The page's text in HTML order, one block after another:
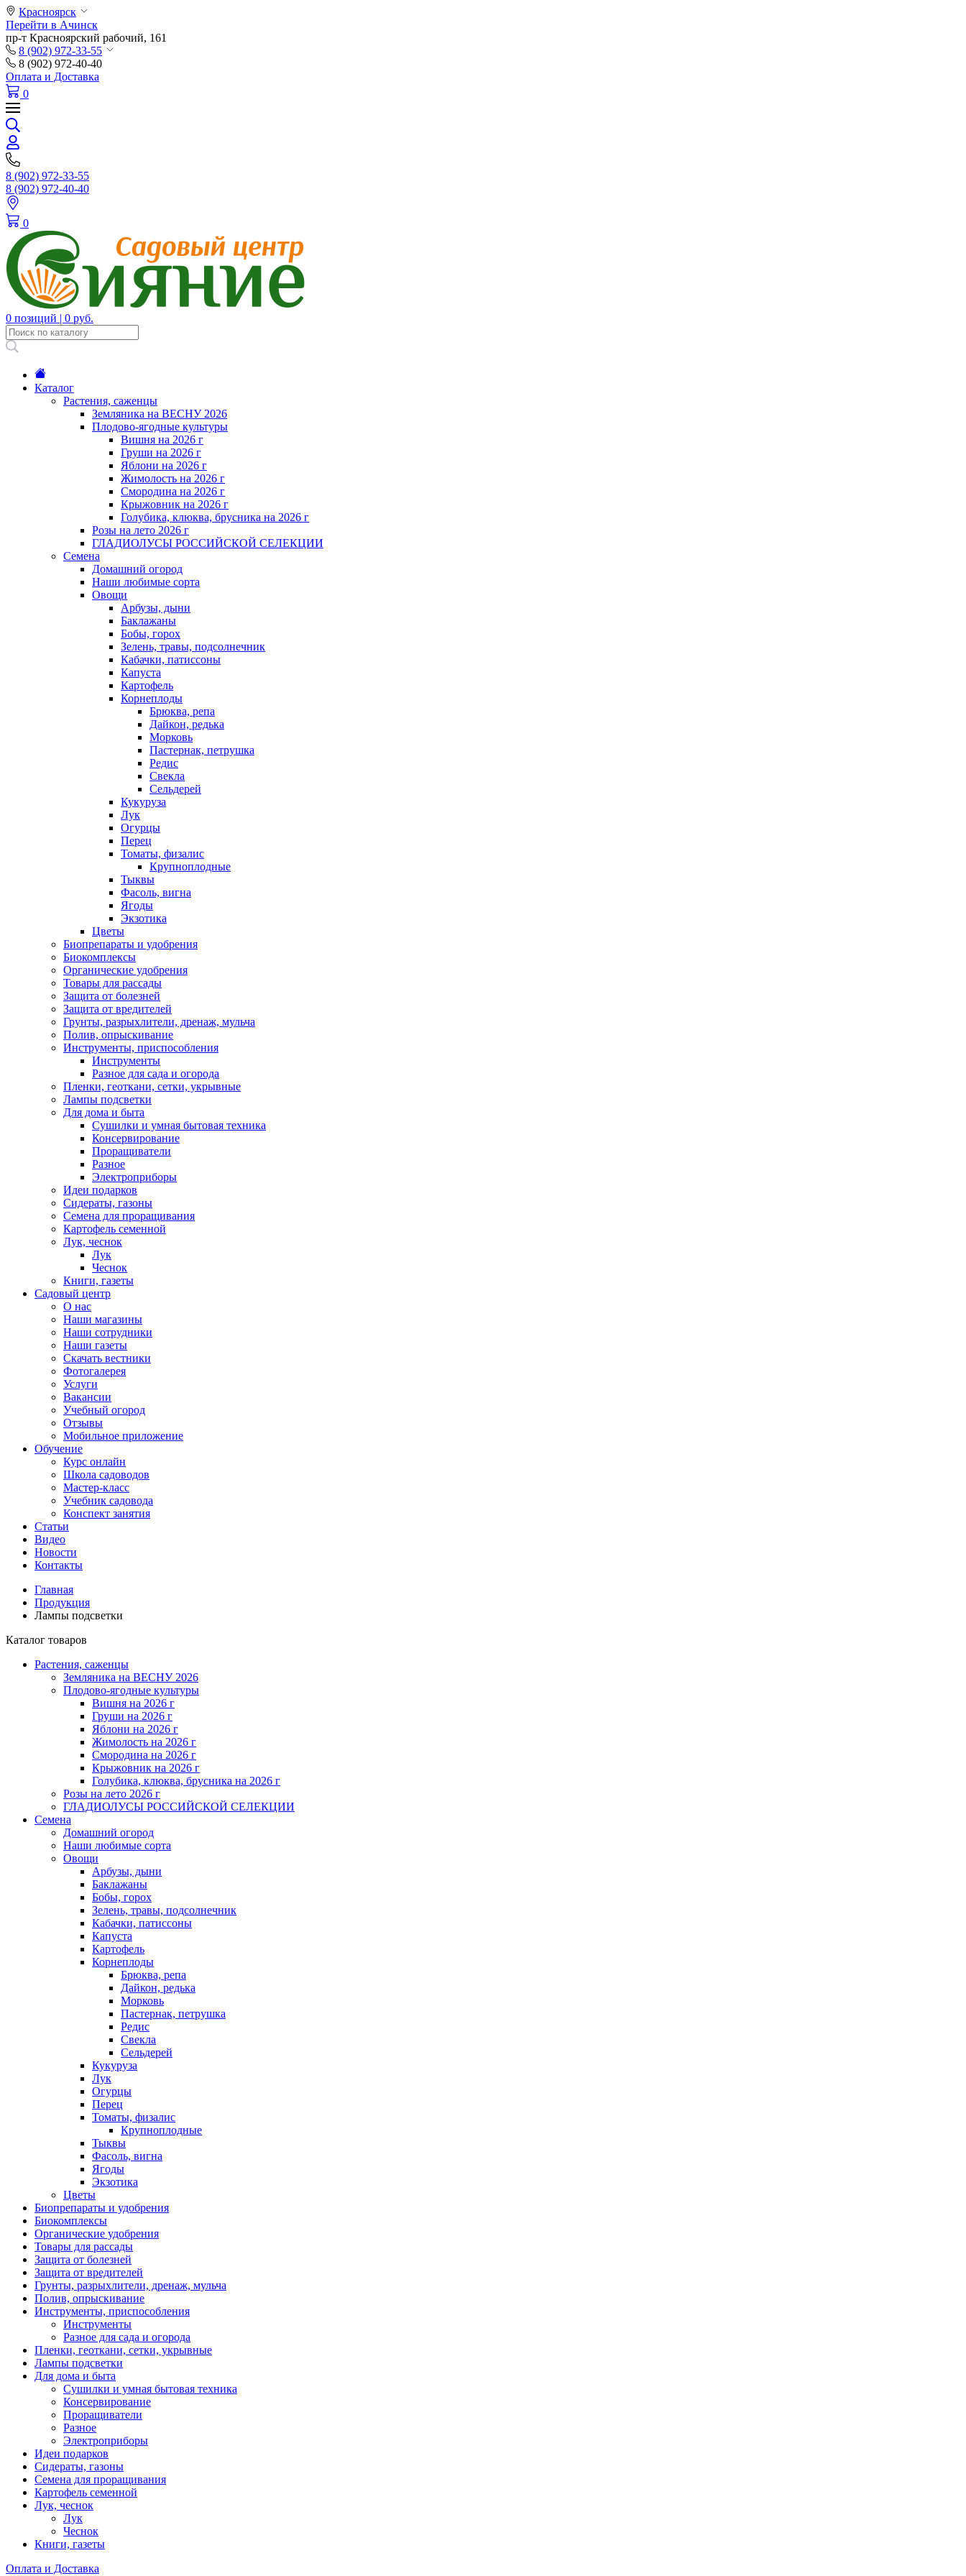
Красноярск
Перейти в Ачинск
пр-т Красноярский рабочий, 161
8 (902) 972-33-55
8 (902) 972-40-40
Оплата и Доставка
0
8 (902) 972-33-55
8 (902) 972-40-40
0
0 позиций | 0 руб.
Каталог
Растения, саженцы
Земляника на ВЕСНУ 2026
Плодово-ягодные культуры
Вишня на 2026 г
Груши на 2026 г
Яблони на 2026 г
Жимолость на 2026 г
Смородина на 2026 г
Крыжовник на 2026 г
Голубика, клюква, брусника на 2026 г
Розы на лето 2026 г
ГЛАДИОЛУСЫ РОССИЙСКОЙ СЕЛЕКЦИИ
Семена
Домашний огород
Наши любимые сорта
Овощи
Арбузы, дыни
Баклажаны
Бобы, горох
Зелень, травы, подсолнечник
Кабачки, патиссоны
Капуста
Картофель
Корнеплоды
Брюква, репа
Дайкон, редька
Морковь
Пастернак, петрушка
Редис
Свекла
Сельдерей
Кукуруза
Лук
Огурцы
Перец
Томаты, физалис
Крупноплодные
Тыквы
Фасоль, вигна
Ягоды
Экзотика
Цветы
Биопрепараты и удобрения
Биокомплексы
Органические удобрения
Товары для рассады
Защита от болезней
Защита от вредителей
Грунты, разрыхлители, дренаж, мульча
Полив, опрыскивание
Инструменты, приспособления
Инструменты
Разное для сада и огорода
Пленки, геоткани, сетки, укрывные
Лампы подсветки
Для дома и быта
Сушилки и умная бытовая техника
Консервирование
Проращиватели
Разное
Электроприборы
Идеи подарков
Сидераты, газоны
Семена для проращивания
Картофель семенной
Лук, чеснок
Лук
Чеснок
Книги, газеты
Садовый центр
О нас
Наши магазины
Наши сотрудники
Наши газеты
Скачать вестники
Фотогалерея
Услуги
Вакансии
Учебный огород
Отзывы
Мобильное приложение
Обучение
Курс онлайн
Школа садоводов
Мастер-класс
Учебник садовода
Конспект занятия
Статьи
Видео
Новости
Контакты
Главная
Продукция
Лампы подсветки
Каталог товаров
Растения, саженцы
Земляника на ВЕСНУ 2026
Плодово-ягодные культуры
Вишня на 2026 г
Груши на 2026 г
Яблони на 2026 г
Жимолость на 2026 г
Смородина на 2026 г
Крыжовник на 2026 г
Голубика, клюква, брусника на 2026 г
Розы на лето 2026 г
ГЛАДИОЛУСЫ РОССИЙСКОЙ СЕЛЕКЦИИ
Семена
Домашний огород
Наши любимые сорта
Овощи
Арбузы, дыни
Баклажаны
Бобы, горох
Зелень, травы, подсолнечник
Кабачки, патиссоны
Капуста
Картофель
Корнеплоды
Брюква, репа
Дайкон, редька
Морковь
Пастернак, петрушка
Редис
Свекла
Сельдерей
Кукуруза
Лук
Огурцы
Перец
Томаты, физалис
Крупноплодные
Тыквы
Фасоль, вигна
Ягоды
Экзотика
Цветы
Биопрепараты и удобрения
Биокомплексы
Органические удобрения
Товары для рассады
Защита от болезней
Защита от вредителей
Грунты, разрыхлители, дренаж, мульча
Полив, опрыскивание
Инструменты, приспособления
Инструменты
Разное для сада и огорода
Пленки, геоткани, сетки, укрывные
Лампы подсветки
Для дома и быта
Сушилки и умная бытовая техника
Консервирование
Проращиватели
Разное
Электроприборы
Идеи подарков
Сидераты, газоны
Семена для проращивания
Картофель семенной
Лук, чеснок
Лук
Чеснок
Книги, газеты
Оплата и Доставка